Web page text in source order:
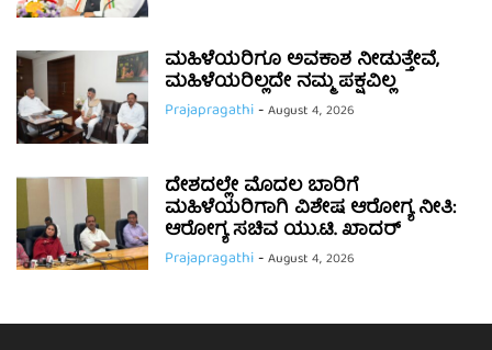
ಮಹಿಳೆಯರಿಗೂ ಅವಕಾಶ ನೀಡುತ್ತೇವೆ,
ಮಹಿಳೆಯರಿಲ್ಲದೇ ನಮ್ಮ ಪಕ್ಷವಿಲ್ಲ
Prajapragathi-August 4, 2026
ದೇಶದಲ್ಲೇ ಮೊದಲ ಬಾರಿಗೆ
ಮಹಿಳೆಯರಿಗಾಗಿ ವಿಶೇಷ ಆರೋಗ್ಯ ನೀತಿ:
ಆರೋಗ್ಯ ಸಚಿವ ಯು.ಟಿ. ಖಾದರ್
Prajapragathi-August 4, 2026